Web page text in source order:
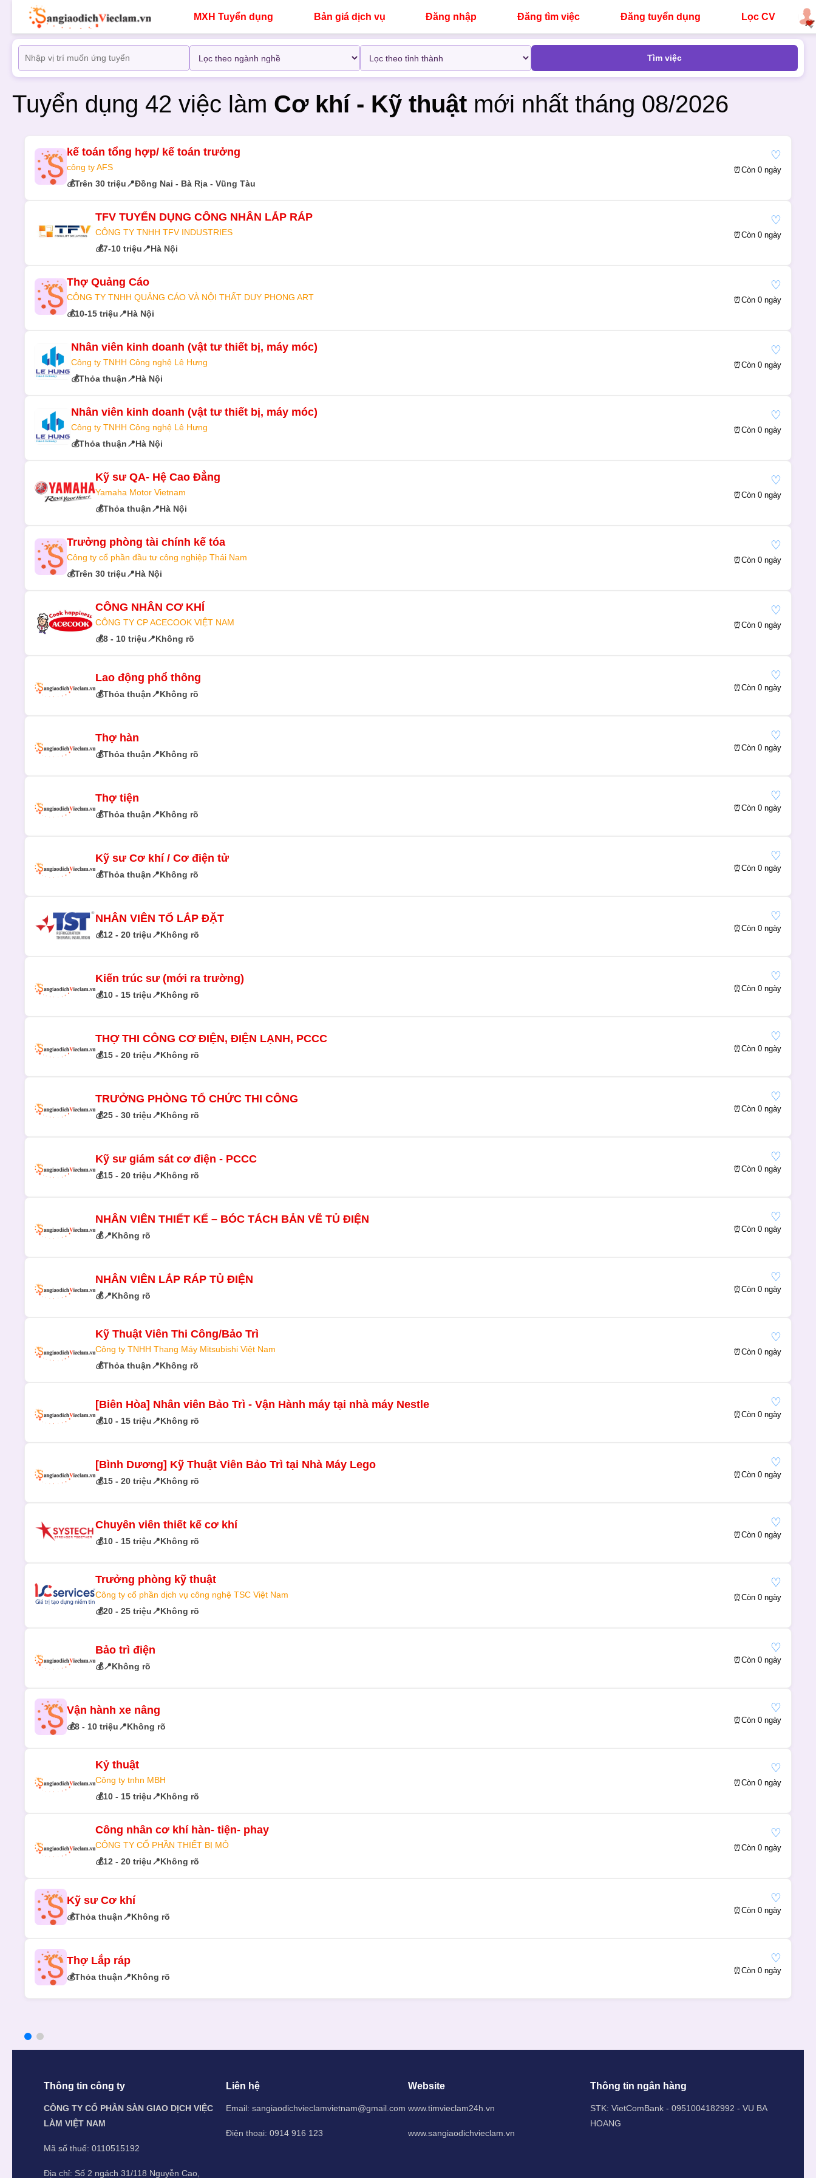
MXH Tuyển dụng Bản giá dịch vụ Đăng nhập Đăng tìm việc Đăng tuyển dụng Lọc CV
Tìm việc
Tuyển dụng 42 việc làm Cơ khí - Kỹ thuật mới nhất tháng 08/2026
kế toán tổng hợp/ kế toán trưởng
công ty AFS
💰Trên 30 triệu📍Đồng Nai - Bà Rịa - Vũng Tàu
♡
⏰Còn 0 ngày
TFV TUYỂN DỤNG CÔNG NHÂN LẮP RÁP
CÔNG TY TNHH TFV INDUSTRIES
💰7-10 triệu📍Hà Nội
♡
⏰Còn 0 ngày
Thợ Quảng Cáo
CÔNG TY TNHH QUẢNG CÁO VÀ NỘI THẤT DUY PHONG ART
💰10-15 triệu📍Hà Nội
♡
⏰Còn 0 ngày
Nhân viên kinh doanh (vật tư thiết bị, máy móc)
Công ty TNHH Công nghệ Lê Hưng
💰Thỏa thuận📍Hà Nội
♡
⏰Còn 0 ngày
Nhân viên kinh doanh (vật tư thiết bị, máy móc)
Công ty TNHH Công nghệ Lê Hưng
💰Thỏa thuận📍Hà Nội
♡
⏰Còn 0 ngày
Kỹ sư QA- Hệ Cao Đẳng
Yamaha Motor Vietnam
💰Thỏa thuận📍Hà Nội
♡
⏰Còn 0 ngày
Trưởng phòng tài chính kế tóa
Công ty cổ phần đầu tư công nghiệp Thái Nam
💰Trên 30 triệu📍Hà Nội
♡
⏰Còn 0 ngày
CÔNG NHÂN CƠ KHÍ
CÔNG TY CP ACECOOK VIỆT NAM
💰8 - 10 triệu📍Không rõ
♡
⏰Còn 0 ngày
Lao động phổ thông
💰Thỏa thuận📍Không rõ
♡
⏰Còn 0 ngày
Thợ hàn
💰Thỏa thuận📍Không rõ
♡
⏰Còn 0 ngày
Thợ tiện
💰Thỏa thuận📍Không rõ
♡
⏰Còn 0 ngày
Kỹ sư Cơ khí / Cơ điện tử
💰Thỏa thuận📍Không rõ
♡
⏰Còn 0 ngày
NHÂN VIÊN TỔ LẮP ĐẶT
💰12 - 20 triệu📍Không rõ
♡
⏰Còn 0 ngày
Kiến trúc sư (mới ra trường)
💰10 - 15 triệu📍Không rõ
♡
⏰Còn 0 ngày
THỢ THI CÔNG CƠ ĐIỆN, ĐIỆN LẠNH, PCCC
💰15 - 20 triệu📍Không rõ
♡
⏰Còn 0 ngày
TRƯỞNG PHÒNG TỔ CHỨC THI CÔNG
💰25 - 30 triệu📍Không rõ
♡
⏰Còn 0 ngày
Kỹ sư giám sát cơ điện - PCCC
💰15 - 20 triệu📍Không rõ
♡
⏰Còn 0 ngày
NHÂN VIÊN THIẾT KẾ – BÓC TÁCH BẢN VẼ TỦ ĐIỆN
💰📍Không rõ
♡
⏰Còn 0 ngày
NHÂN VIÊN LẮP RÁP TỦ ĐIỆN
💰📍Không rõ
♡
⏰Còn 0 ngày
Kỹ Thuật Viên Thi Công/Bảo Trì
Công ty TNHH Thang Máy Mitsubishi Việt Nam
💰Thỏa thuận📍Không rõ
♡
⏰Còn 0 ngày
[Biên Hòa] Nhân viên Bảo Trì - Vận Hành máy tại nhà máy Nestle
💰10 - 15 triệu📍Không rõ
♡
⏰Còn 0 ngày
[Bình Dương] Kỹ Thuật Viên Bảo Trì tại Nhà Máy Lego
💰15 - 20 triệu📍Không rõ
♡
⏰Còn 0 ngày
Chuyên viên thiết kế cơ khí
💰10 - 15 triệu📍Không rõ
♡
⏰Còn 0 ngày
Trưởng phòng kỹ thuật
Công ty cổ phần dịch vụ công nghệ TSC Việt Nam
💰20 - 25 triệu📍Không rõ
♡
⏰Còn 0 ngày
Bảo trì điện
💰📍Không rõ
♡
⏰Còn 0 ngày
Vận hành xe nâng
💰8 - 10 triệu📍Không rõ
♡
⏰Còn 0 ngày
Kỷ thuật
Công ty tnhn MBH
💰10 - 15 triệu📍Không rõ
♡
⏰Còn 0 ngày
Công nhân cơ khí hàn- tiện- phay
CÔNG TY CỔ PHẦN THIẾT BỊ MỎ
💰12 - 20 triệu📍Không rõ
♡
⏰Còn 0 ngày
Kỹ sư Cơ khí
💰Thỏa thuận📍Không rõ
♡
⏰Còn 0 ngày
Thợ Lắp ráp
💰Thỏa thuận📍Không rõ
♡
⏰Còn 0 ngày
Thông tin công ty
CÔNG TY CỔ PHẦN SÀN GIAO DỊCH VIỆC
LÀM VIỆT NAM
Mã số thuế: 0110515192
Địa chỉ: Số 2 ngách 31/118 Nguyễn Cao,
Liên hệ
Email: sangiaodichvieclamvietnam@gmail.com
Điện thoại: 0914 916 123
Website
www.timvieclam24h.vn
www.sangiaodichvieclam.vn
Thông tin ngân hàng
STK: VietComBank - 0951004182992 - VU BA
HOANG